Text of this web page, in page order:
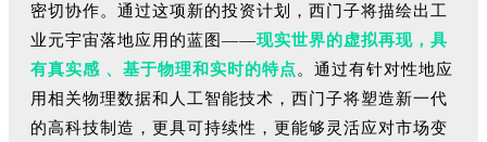
密切协作。通过这项新的投资计划，西门子将描绘出工
业元宇宙落地应用的蓝图——现实世界的虚拟再现，具
有真实感 、基于物理和实时的特点。通过有针对性地应
用相关物理数据和人工智能技术，西门子将塑造新一代
的高科技制造，更具可持续性，更能够灵活应对市场变